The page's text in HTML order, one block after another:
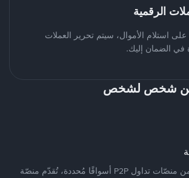
على استلام الأموال، سيتم تحرير العملات
في الضمان إليك.
من شخص لشخص
بينما تستهدف العديد من منصّات تداول P2P أسواقًا مُحددة، تُقدّم منصّة